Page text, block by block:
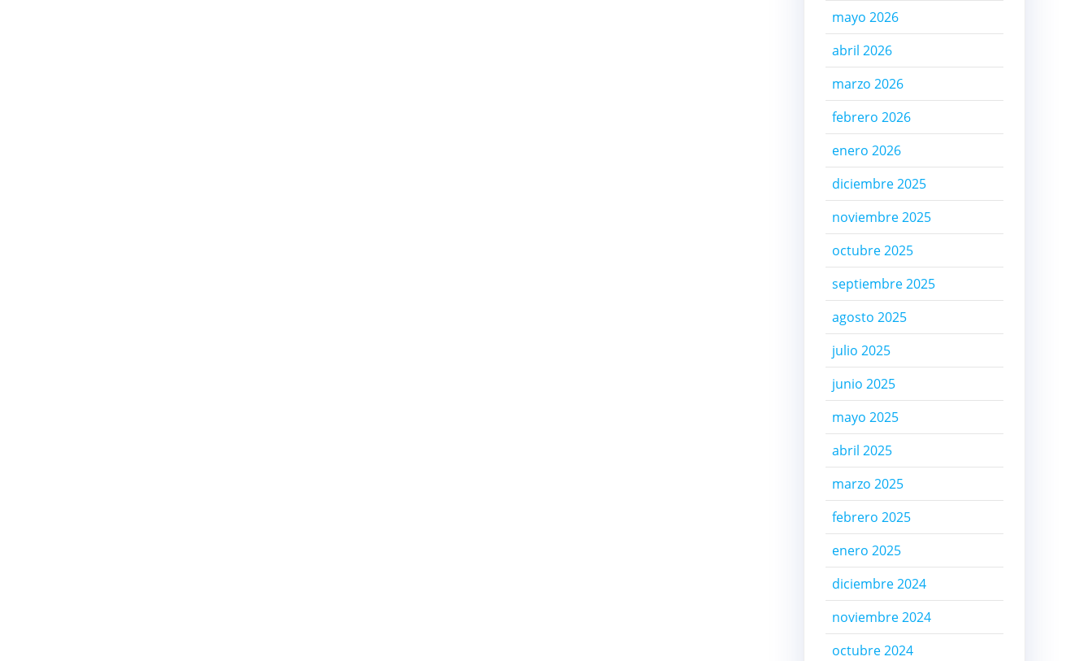
mayo 2026
abril 2026
marzo 2026
febrero 2026
enero 2026
diciembre 2025
noviembre 2025
octubre 2025
septiembre 2025
agosto 2025
julio 2025
junio 2025
mayo 2025
abril 2025
marzo 2025
febrero 2025
enero 2025
diciembre 2024
noviembre 2024
octubre 2024